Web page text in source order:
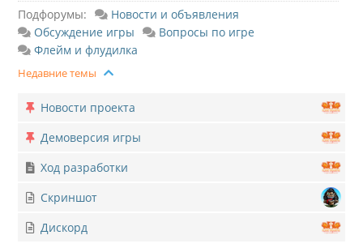
Подфорумы:
Новости и объявления
Обсуждение игры
Вопросы по игре
Флейм и флудилка
Недавние темы
Новости проекта
Демоверсия игры
Ход разработки
Скриншот
Дискорд